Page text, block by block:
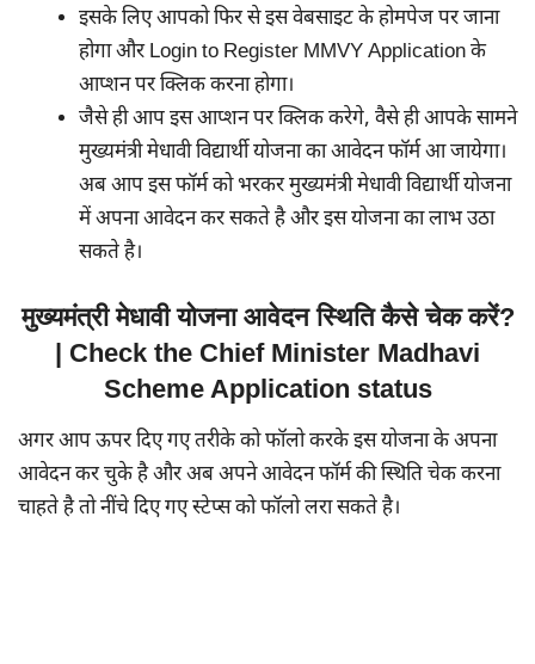
इसके लिए आपको फिर से इस वेबसाइट के होमपेज पर जाना
होगा और Login to Register MMVY Application के
आप्शन पर क्लिक करना होगा।
जैसे ही आप इस आप्शन पर क्लिक करेगे, वैसे ही आपके सामने
मुख्यमंत्री मेधावी विद्यार्थी योजना का आवेदन फॉर्म आ जायेगा।
अब आप इस फॉर्म को भरकर मुख्यमंत्री मेधावी विद्यार्थी योजना
में अपना आवेदन कर सकते है और इस योजना का लाभ उठा
सकते है।
मुख्यमंत्री मेधावी योजना आवेदन स्थिति कैसे चेक करें?
| Check the Chief Minister Madhavi
Scheme Application status
अगर आप ऊपर दिए गए तरीके को फॉलो करके इस योजना के अपना
आवेदन कर चुके है और अब अपने आवेदन फॉर्म की स्थिति चेक करना
चाहते है तो नींचे दिए गए स्टेप्स को फॉलो लरा सकते है।